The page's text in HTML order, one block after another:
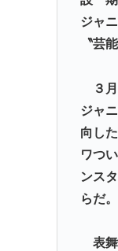
も選択肢のひ
とんこつらー
【高市】 糖
いダイスキ！
「盆踊り」に
園が半減 取
どおじみた
ジャ
〝芸
３月
ジャ
向し
ワつ
ンス
らだ。
表舞